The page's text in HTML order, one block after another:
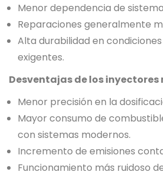
Menor dependencia de
Reparaciones generalmente
Alta durabilidad en
exigentes.
Desventajas de los inyectores
Menor precisión en la
Mayor consumo de
con sistemas modernos.
Incremento de emisiones
Funcionamiento más ruidoso